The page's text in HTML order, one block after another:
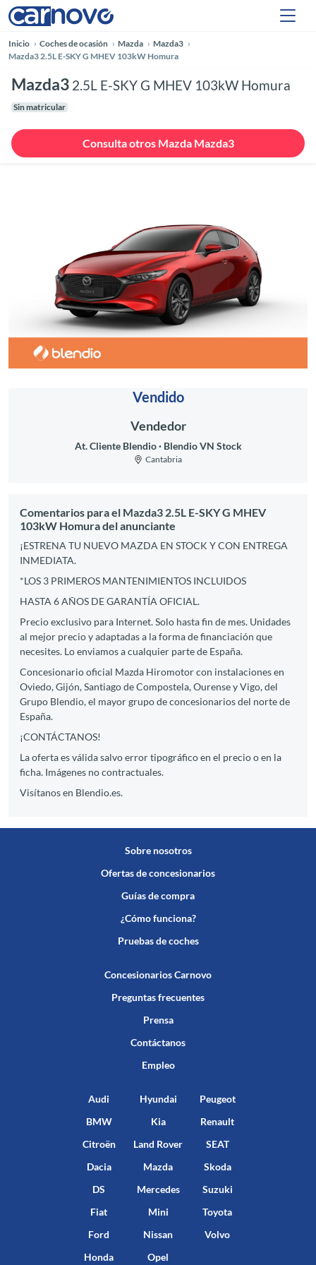
Inicio Coches de ocasión Mazda
Mazda3
Mazda3 2.5L E-SKY G MHEV 103kW Homura
Mazda3 2.5L E-SKY G MHEV 103kW Homura
Sin matricular
Consulta otros Mazda Mazda3
Anterior
Vendido
Vendedor
At. Cliente Blendio Blendio VN Stock
Cantabria
Comentarios para el Mazda3 2.5L E-SKY G MHEV
103kW Homura del anunciante
¡ESTRENA TU NUEVO MAZDA EN STOCK Y CON ENTREGA
INMEDIATA.
*LOS 3 PRIMEROS MANTENIMIENTOS INCLUIDOS
HASTA 6 AÑOS DE GARANTÍA OFICIAL.
Precio exclusivo para Internet. Solo hasta fin de mes. Unidades
al mejor precio y adaptadas a la forma de financiación que
necesites. Lo enviamos a cualquier parte de España.
Concesionario oficial Mazda Hiromotor con instalaciones en
Oviedo, Gijón, Santiago de Compostela, Ourense y Vigo, del
Grupo Blendio, el mayor grupo de concesionarios del norte de
España.
¡CONTÁCTANOS!
La oferta es válida salvo error tipográfico en el precio o en la
ficha. Imágenes no contractuales.
Visítanos en Blendio.es.
Sobre nosotros
Ofertas de concesionarios
Guías de compra
¿Cómo funciona?
Pruebas de coches
Concesionarios Carnovo
Preguntas frecuentes
Prensa
Contáctanos
Empleo
Audi
BMW
Citroën
Dacia
DS
Fiat
Ford
Honda
Hyundai
Kia
Land Rover
Mazda
Mercedes
Mini
Nissan
Opel
Peugeot
Renault
SEAT
Skoda
Suzuki
Toyota
Volvo